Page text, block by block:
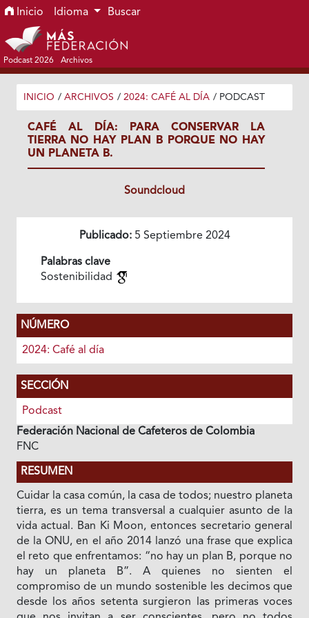
Ir al menú de navegación principal
Ir al contenido principal
Ir al pie de página del sitio
Inicio Idioma Buscar
Podcast 2026 Archivos
INICIO / ARCHIVOS / 2024: CAFÉ AL DÍA / PODCAST
CAFÉ AL DÍA: PARA CONSERVAR LA
TIERRA NO HAY PLAN B PORQUE NO HAY
UN PLANETA B.
Soundcloud
Publicado:5 Septiembre 2024
Palabras clave
Sostenibilidad
NÚMERO
2024: Café al día
SECCIÓN
Podcast
Federación Nacional de Cafeteros de Colombia
FNC
RESUMEN
Cuidar la casa común, la casa de todos; nuestro planeta
tierra, es un tema transversal a cualquier asunto de la
vida actual. Ban Ki Moon, entonces secretario general
de la ONU, en el año 2014 lanzó una frase que explica
el reto que enfrentamos: “no hay un plan B, porque no
hay un planeta B”. A quienes no sienten el
compromiso de un mundo sostenible les decimos que
desde los años setenta surgieron las primeras voces